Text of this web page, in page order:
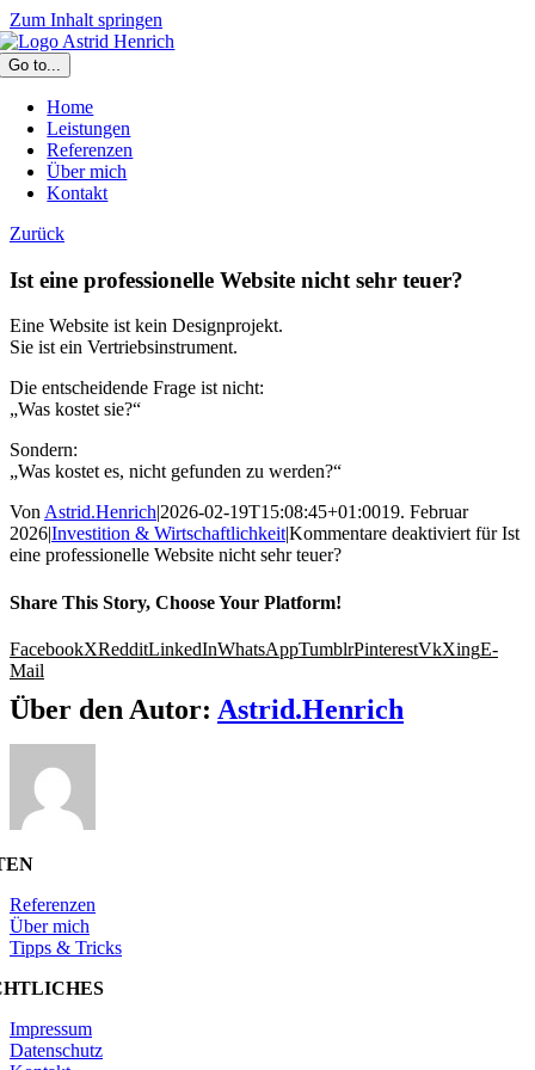
Zum Inhalt springen
Go to...
Home
Leistungen
Referenzen
Über mich
Kontakt
Zurück
Ist eine professionelle Website nicht sehr teuer?
Eine Website ist kein Designprojekt.
Sie ist ein Vertriebsinstrument.
Die entscheidende Frage ist nicht:
„Was kostet sie?“
Sondern:
„Was kostet es, nicht gefunden zu werden?“
VonAstrid.Henrich|2026-02-19T15:08:45+01:0019. Februar
2026|Investition & Wirtschaftlichkeit|Kommentare deaktiviertfür Ist
eine professionelle Website nicht sehr teuer?
Share This Story, Choose Your Platform!
FacebookXRedditLinkedInWhatsAppTumblrPinterestVkXingE-
Mail
Über den Autor: Astrid.Henrich
Referenzen
Über mich
Tipps & Tricks
Impressum
Datenschutz